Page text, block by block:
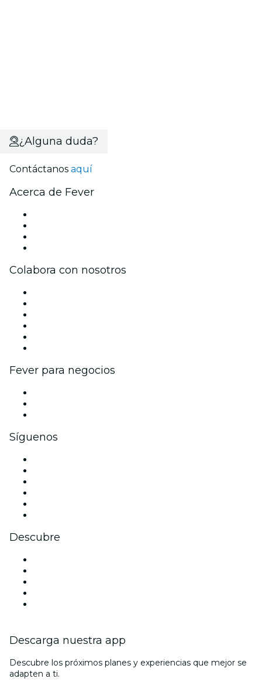
¿Alguna duda?
Contáctanos aquí
Acerca de Fever
Colabora con nosotros
Fever para negocios
Síguenos
Descubre
Descarga nuestra app
Descubre los próximos planes y experiencias que mejor se
adapten a ti.